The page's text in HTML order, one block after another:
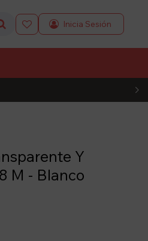

Y
M - Blanco